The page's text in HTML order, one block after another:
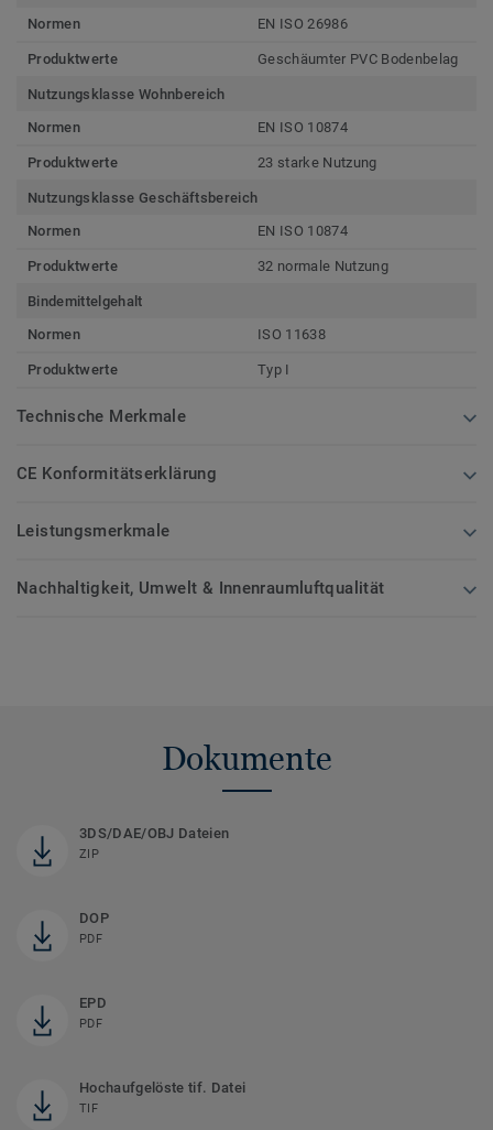
Normen
EN ISO 26986
Produktwerte Geschäumter PVC Bodenbelag
Nutzungsklasse Wohnbereich
Normen
EN ISO 10874
Produktwerte 23 starke Nutzung
Nutzungsklasse Geschäftsbereich
Normen
EN ISO 10874
Produktwerte 32 normale Nutzung
Bindemittelgehalt
Normen
ISO 11638
Produktwerte Typ I
Technische Merkmale
CE Konformitätserklärung
Leistungsmerkmale
Nachhaltigkeit, Umwelt & Innenraumluftqualität
Dokumente
3DS/DAE/OBJ Dateien
ZIP
DOP
PDF
EPD
PDF
Hochaufgelöste tif. Datei
TIF